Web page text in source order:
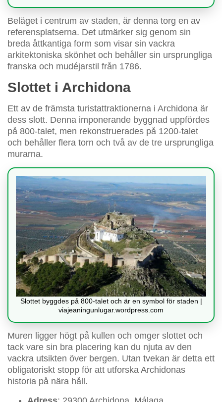
Beläget i centrum av staden, är denna torg en av
referensplatserna. Det utmärker sig genom sin
breda åttkantiga form som visar sin vackra
arkitektoniska skönhet och behåller sin ursprungliga
franska och mudéjarstil från 1786.
Slottet i Archidona
Ett av de främsta turistattraktionerna i Archidona är
dess slott. Denna imponerande byggnad uppfördes
på 800-talet, men rekonstruerades på 1200-talet
och behåller flera torn och två av de tre ursprungliga
murarna.
Slottet byggdes på 800-talet och är en symbol för staden |
viajeaningunlugar.wordpress.com
Muren ligger högt på kullen och omger slottet och
tack vare sin bra placering kan du njuta av den
vackra utsikten över bergen. Utan tvekan är detta ett
obligatoriskt stopp för att utforska Archidonas
historia på nära håll.